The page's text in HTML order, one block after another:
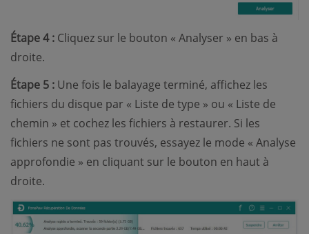
Étape 4 : Cliquez sur le bouton « Analyser » en bas à
droite.
Étape 5 : Une fois le balayage terminé, affichez les
fichiers du disque par « Liste de type » ou « Liste de
chemin » et cochez les fichiers à restaurer. Si les
fichiers ne sont pas trouvés, essayez le mode « Analyse
approfondie » en cliquant sur le bouton en haut à
droite.